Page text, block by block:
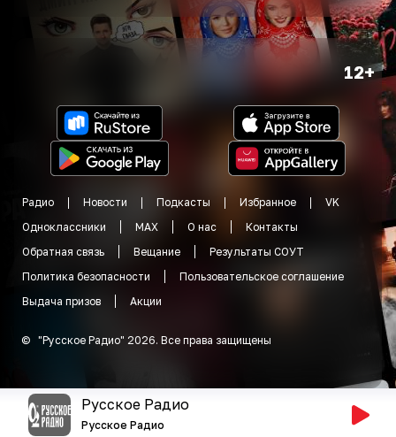
12+
Радио Новости Подкасты Избранное
VK
Одноклассники
MAX О нас
Контакты
Обратная связь
Вещание
Результаты СОУТ
Политика безопасности
Пользовательское соглашение
Выдача призов
Акции
© "Русское Радио" 2026. Все права защищены
Русское Радио
Русское Радио